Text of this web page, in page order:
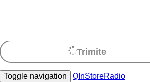
Trimite
Toggle navigation QInStoreRadio